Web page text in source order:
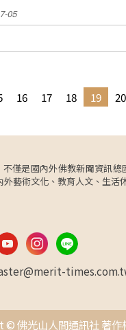
05
16 17 18 19 20
僅是國內外佛教新聞資訊
藝術文化、教育人文、生
佛光山人間通訊社 著